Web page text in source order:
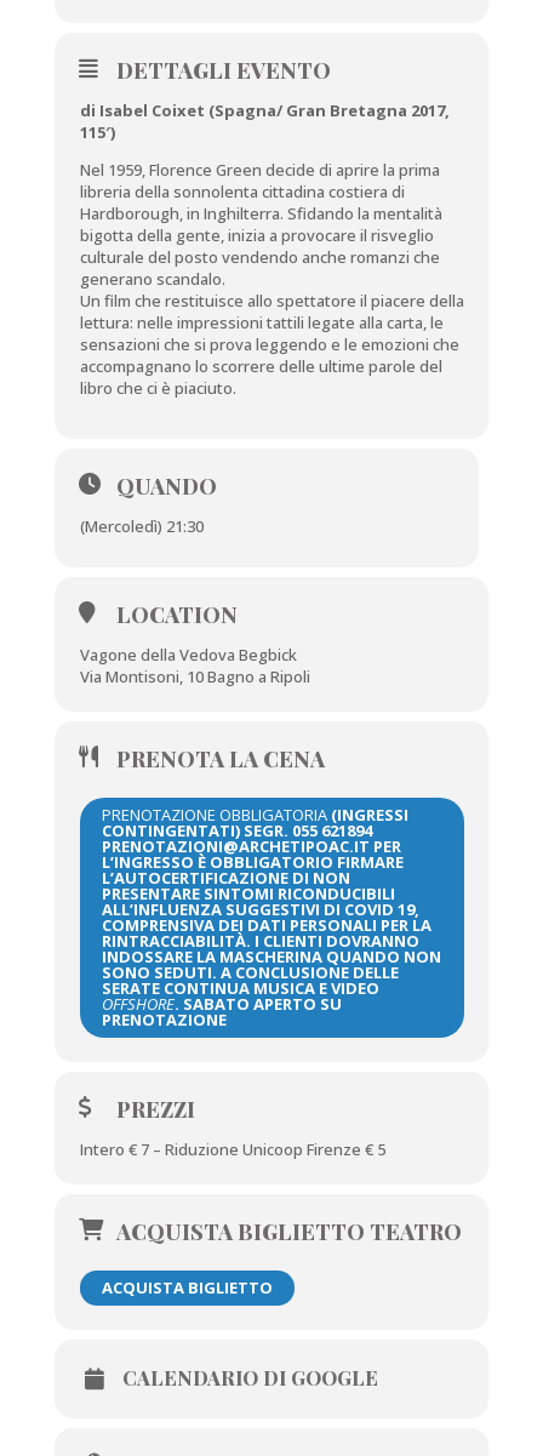
DETTAGLI EVENTO
di Isabel Coixet (Spagna/ Gran Bretagna 2017,
115′)
Nel 1959, Florence Green decide di aprire la prima
libreria della sonnolenta cittadina costiera di
Hardborough, in Inghilterra. Sfidando la mentalità
bigotta della gente, inizia a provocare il risveglio
culturale del posto vendendo anche romanzi che
generano scandalo.
Un film che restituisce allo spettatore il piacere della
lettura: nelle impressioni tattili legate alla carta, le
sensazioni che si prova leggendo e le emozioni che
accompagnano lo scorrere delle ultime parole del
libro che ci è piaciuto.
QUANDO
(Mercoledì) 21:30
LOCATION
Vagone della Vedova Begbick
Via Montisoni, 10 Bagno a Ripoli
PRENOTA LA CENA
PRENOTAZIONE OBBLIGATORIA(INGRESSI
CONTINGENTATI) SEGR. 055 621894
PRENOTAZIONI@ARCHETIPOAC.IT PER
L’INGRESSO È OBBLIGATORIO FIRMARE
L’AUTOCERTIFICAZIONE DI NON
PRESENTARE SINTOMI RICONDUCIBILI
ALL’INFLUENZA SUGGESTIVI DI COVID 19,
COMPRENSIVA DEI DATI PERSONALI PER LA
RINTRACCIABILITÀ. I CLIENTI DOVRANNO
INDOSSARE LA MASCHERINA QUANDO NON
SONO SEDUTI. A CONCLUSIONE DELLE
SERATE CONTINUA MUSICA E VIDEO
OFFSHORE. SABATO APERTO SU
PRENOTAZIONE
PREZZI
Intero € 7 – Riduzione Unicoop Firenze € 5
ACQUISTA BIGLIETTO TEATRO
ACQUISTA BIGLIETTO
CALENDARIO DI GOOGLE